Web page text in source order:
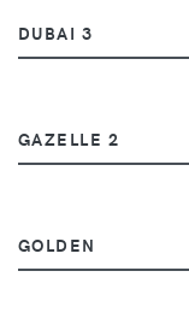
DUBAI 3
GAZELLE 2
GOLDEN